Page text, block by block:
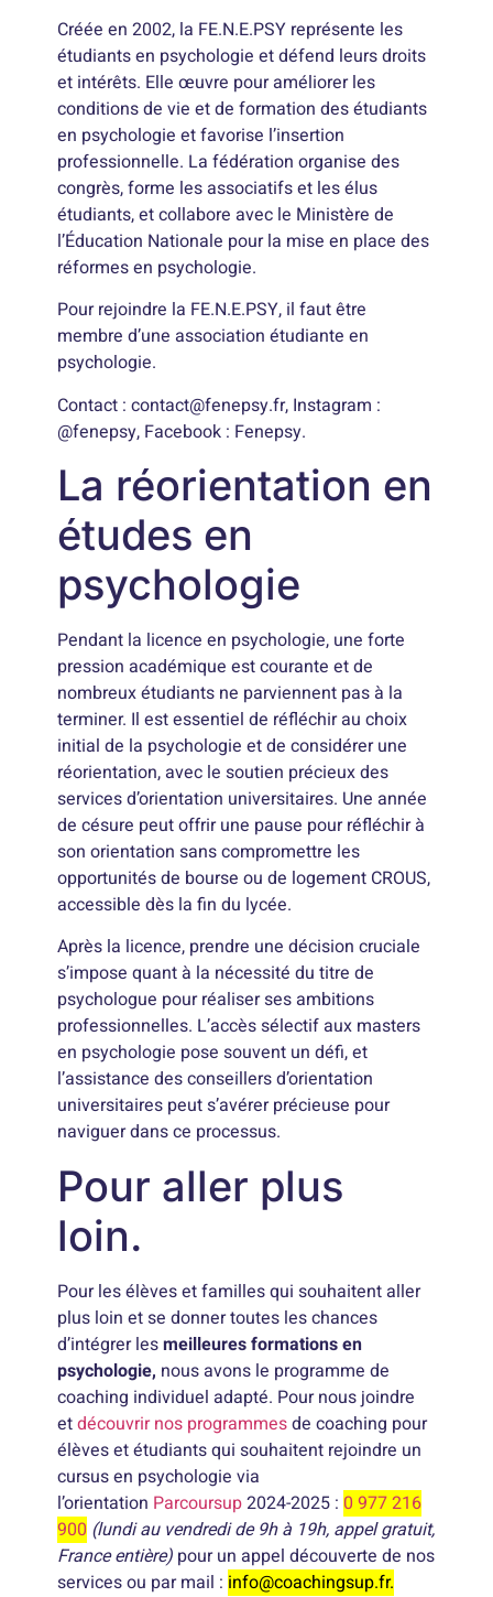
Créée en 2002, la FE.N.E.PSY représente les
étudiants en psychologie et défend leurs droits
et intérêts. Elle œuvre pour améliorer les
conditions de vie et de formation des étudiants
en psychologie et favorise l’insertion
professionnelle. La fédération organise des
congrès, forme les associatifs et les élus
étudiants, et collabore avec le Ministère de
l’Éducation Nationale pour la mise en place des
réformes en psychologie.
Pour rejoindre la FE.N.E.PSY, il faut être
membre d’une association étudiante en
psychologie.
Contact :contact@fenepsy.fr, Instagram :
@fenepsy, Facebook : Fenepsy.
La réorientation en
études en
psychologie
Pendant la licence en psychologie, une forte
pression académique est courante et de
nombreux étudiants ne parviennent pas à la
terminer. Il est essentiel de réfléchir au choix
initial de la psychologie et de considérer une
réorientation, avec le soutien précieux des
services d’orientation universitaires. Une année
de césure peut offrir une pause pour réfléchir à
son orientation sans compromettre les
opportunités de bourse ou de logement CROUS,
accessible dès la fin du lycée.
Après la licence, prendre une décision cruciale
s’impose quant à la nécessité du titre de
psychologue pour réaliser ses ambitions
professionnelles. L’accès sélectif aux masters
en psychologie pose souvent un défi, et
l’assistance des conseillers d’orientation
universitaires peut s’avérer précieuse pour
naviguer dans ce processus.
Pour aller plus
loin.
Pour les élèves et familles qui souhaitent aller
plus loin et se donner toutes les chances
d’intégrer lesmeilleures formations en
psychologie, nous avons le programme de
coaching individuel adapté. Pour nous joindre
etdécouvrir nos programmesde coaching pour
élèves et étudiants qui souhaitent rejoindre un
cursus en psychologie via
l’orientation Parcoursup2024-2025 : 0 977 216
900 (lundi au vendredi de 9h à 19h, appel gratuit,
France entière) pour un appel découverte de nos
services ou par mail : info@coachingsup.fr.